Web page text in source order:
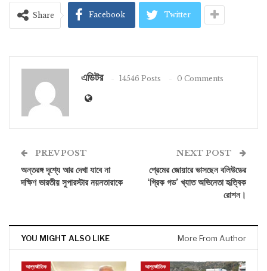
Share Facebook Twitter
এডিটর 14546 Posts 0 Comments
PREV POST
অন্তরঙ্গ দৃশ্যে আর দেখা যাবে না
দক্ষিণ ভারতীয় সুপারস্টার নয়নতারাকে
NEXT POST
প্রেমের জোয়ারে ভাসছেন বলিউডের
‘গ্রিক গড’ খ্যাত অভিনেতা হৃত্বিক
রোশন।
YOU MIGHT ALSO LIKE More From Author
আন্তর্জাতিক আন্তর্জাতিক